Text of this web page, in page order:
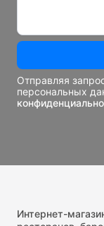
Отправляя
персональных
Интернет-